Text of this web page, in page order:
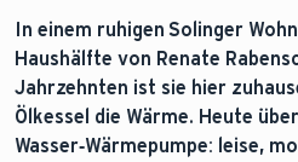
In einem ruhigen Solinger
Haushälfte von Renate
Jahrzehnten ist sie hier
Ölkessel die Wärme. Heute
Wasser‑Wärmepumpe: leise,